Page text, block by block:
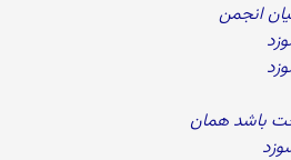
انجمن
باشد همان